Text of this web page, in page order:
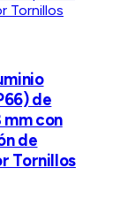
de
mm con
de
Tornillos